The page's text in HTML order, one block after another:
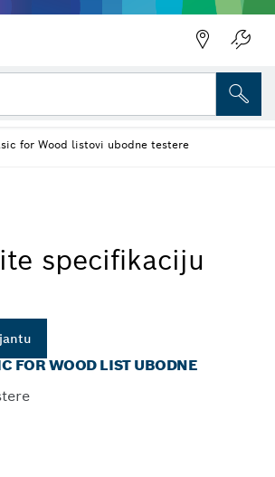
for Wood listovi ubodne testere
specifikaciju
FOR WOOD LIST UBODNE
for Wood list ubodne